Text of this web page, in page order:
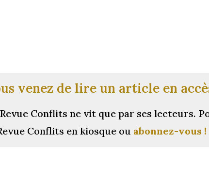
venez de lire un article en
Conflits ne vit que par ses lecteurs.
Conflits en kiosque ou abonnez-vous !